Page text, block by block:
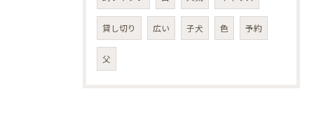
貸し切り 広い 子犬 色 予約
父